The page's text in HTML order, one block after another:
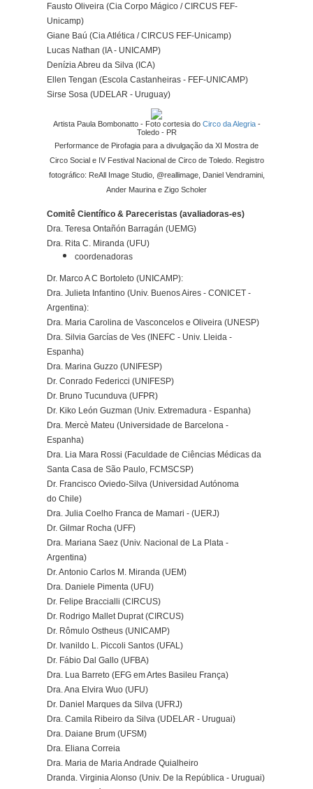
Fausto Oliveira (Cia Corpo Mágico / CIRCUS FEF-
Unicamp)
Giane Baú (Cia Atlética / CIRCUS FEF-Unicamp)
Lucas Nathan (IA - UNICAMP)
Denízia Abreu da Silva (ICA)
Ellen Tengan (Escola Castanheiras - FEF-UNICAMP)
Sirse Sosa (UDELAR - Uruguay)
Artista Paula Bombonatto - Foto cortesia do Circo da Alegria-
Toledo - PR
Performance de Pirofagia para a divulgação da XI Mostra de
Circo Social e IV Festival Nacional de Circo de Toledo. Registro
fotográfico: ReAll Image Studio, @reallimage, Daniel Vendramini,
Ander Maurina e Zigo Scholer
Comitê Científico & Pareceristas (avaliadoras-es)
Dra. Teresa Ontañón Barragán (UEMG)
Dra. Rita C. Miranda (UFU)
coordenadoras
Dr. Marco A C Bortoleto (UNICAMP):
Dra. Julieta Infantino (Univ. Buenos Aires - CONICET -
Argentina):
Dra. Maria Carolina de Vasconcelos e Oliveira (UNESP)
Dra. Silvia Garcías de Ves (INEFC - Univ. Lleida -
Espanha)
Dra. Marina Guzzo (UNIFESP)
Dr. Conrado Federicci (UNIFESP)
Dr. Bruno Tucunduva (UFPR)
Dr. Kiko León Guzman (Univ. Extremadura - Espanha)
Dra. Mercè Mateu (Universidade de Barcelona -
Espanha)
Dra. Lia Mara Rossi (Faculdade de Ciências Médicas da
Santa Casa de São Paulo, FCMSCSP)
Dr. Francisco Oviedo-Silva (Universidad Autónoma
do Chile)
Dra. Julia Coelho Franca de Mamari - (UERJ)
Dr. Gilmar Rocha (UFF)
Dra. Mariana Saez (Univ. Nacional de La Plata -
Argentina)
Dr. Antonio Carlos M. Miranda (UEM)
Dra. Daniele Pimenta (UFU)
Dr. Felipe Braccialli (CIRCUS)
Dr. Rodrigo Mallet Duprat (CIRCUS)
Dr. Rômulo Ostheus (UNICAMP)
Dr. Ivanildo L. Piccoli Santos (UFAL)
Dr. Fábio Dal Gallo (UFBA)
Dra. Lua Barreto (EFG em Artes Basileu França)
Dra. Ana Elvira Wuo (UFU)
Dr. Daniel Marques da Silva (UFRJ)
Dra. Camila Ribeiro da Silva (UDELAR - Uruguai)
Dra. Daiane Brum (UFSM)
Dra. Eliana Correia
Dra. Maria de Maria Andrade Quialheiro
Dranda. Virginia Alonso (Univ. De la República - Uruguai)